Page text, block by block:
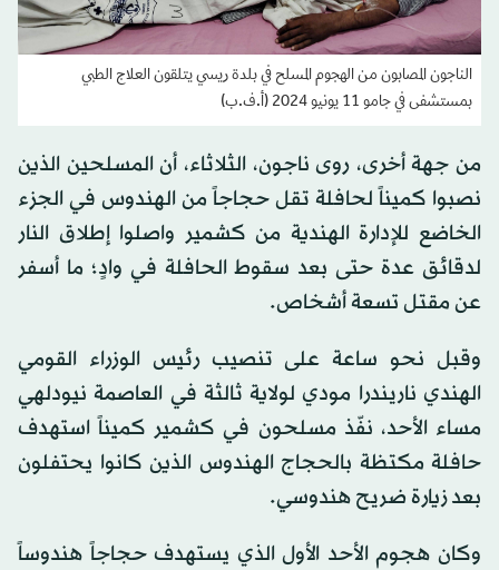
الناجون المصابون من الهجوم المسلح في بلدة ريسي يتلقون العلاج الطبي
بمستشفى في جامو 11 يونيو 2024 (أ.ف.ب)
من جهة أخرى، روى ناجون، الثلاثاء، أن المسلحين الذين
نصبوا كميناً لحافلة تقل حجاجاً من الهندوس في الجزء
الخاضع للإدارة الهندية من كشمير واصلوا إطلاق النار
لدقائق عدة حتى بعد سقوط الحافلة في وادٍ؛ ما أسفر
عن مقتل تسعة أشخاص.
وقبل نحو ساعة على تنصيب رئيس الوزراء القومي
الهندي ناريندرا مودي لولاية ثالثة في العاصمة نيودلهي
مساء الأحد، نفّذ مسلحون في كشمير كميناً استهدف
حافلة مكتظة بالحجاج الهندوس الذين كانوا يحتفلون
بعد زيارة ضريح هندوسي.
وكان هجوم الأحد الأول الذي يستهدف حجاجاً هندوساً